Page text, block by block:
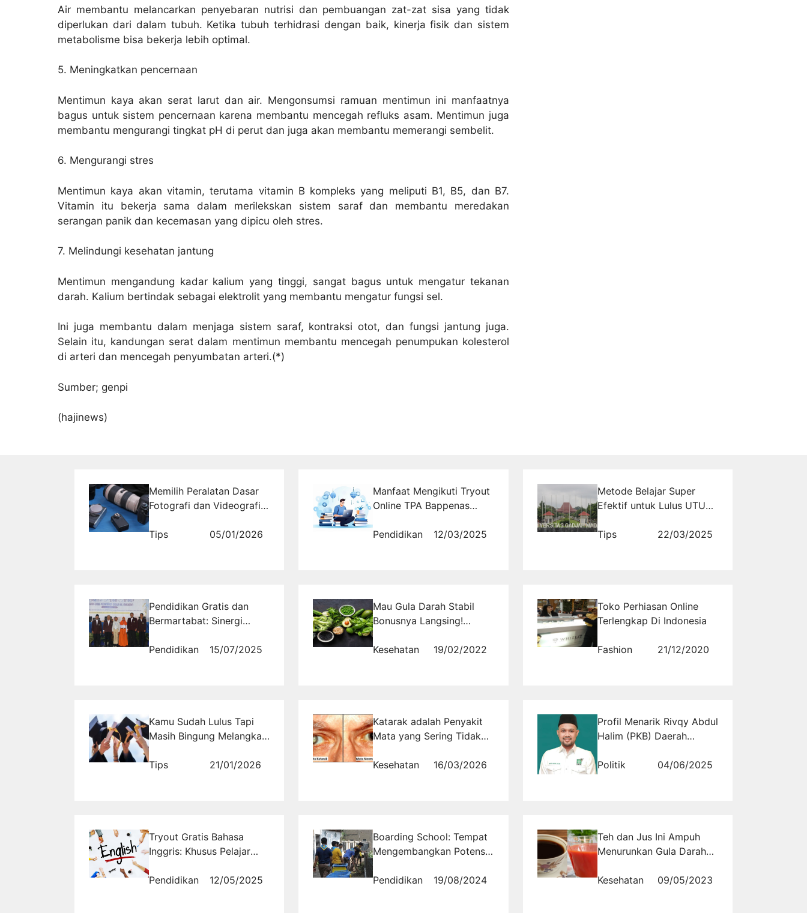
Air membantu melancarkan penyebaran nutrisi dan pembuangan zat-zat sisa yang tidak
diperlukan dari dalam tubuh. Ketika tubuh terhidrasi dengan baik, kinerja fisik dan sistem
metabolisme bisa bekerja lebih optimal.
5. Meningkatkan pencernaan
Mentimun kaya akan serat larut dan air. Mengonsumsi ramuan mentimun ini manfaatnya
bagus untuk sistem pencernaan karena membantu mencegah refluks asam. Mentimun juga
membantu mengurangi tingkat pH di perut dan juga akan membantu memerangi sembelit.
6. Mengurangi stres
Mentimun kaya akan vitamin, terutama vitamin B kompleks yang meliputi B1, B5, dan B7.
Vitamin itu bekerja sama dalam merilekskan sistem saraf dan membantu meredakan
serangan panik dan kecemasan yang dipicu oleh stres.
7. Melindungi kesehatan jantung
Mentimun mengandung kadar kalium yang tinggi, sangat bagus untuk mengatur tekanan
darah. Kalium bertindak sebagai elektrolit yang membantu mengatur fungsi sel.
Ini juga membantu dalam menjaga sistem saraf, kontraksi otot, dan fungsi jantung juga.
Selain itu, kandungan serat dalam mentimun membantu mencegah penumpukan kolesterol
di arteri dan mencegah penyumbatan arteri.(*)
Sumber; genpi
(hajinews)
Memilih Peralatan Dasar
Fotografi dan Videografi
Tips
05/01/2026
Manfaat Mengikuti Tryout
Online TPA Bappenas
Pendidikan
12/03/2025
Metode Belajar Super
Efektif untuk Lulus UTUL
UGM 2026
Tips
22/03/2025
Pendidikan Gratis dan
Bermartabat: Sinergi
untuk Anak Rentan
Pendidikan 15/07/2025
Mau Gula Darah Stabil
Bonusnya Langsing!
â€˜Superfoodâ€™ untuk
Kesehatan 19/02/2022
Toko Perhiasan Online
Terlengkap Di Indonesia
Fashion 21/12/2020
Kamu Sudah Lulus Tapi
Masih Bingung Melangkah
Tips
21/01/2026
Katarak adalah Penyakit
Mata yang Sering Tidak
Penanganannya
Kesehatan 16/03/2026
Profil Menarik Rivqy Abdul
Halim (PKB) Daerah
Politik
04/06/2025
Tryout Gratis Bahasa
Inggris: Khusus Pelajar
Tinggi Ujian Nasional
Pendidikan 12/05/2025
Boarding School: Tempat
Mengembangkan Potensi
Pendidikan
19/08/2024
Teh dan Jus Ini Ampuh
Menurunkan Gula Darah
Diabetes
Kesehatan 09/05/2023